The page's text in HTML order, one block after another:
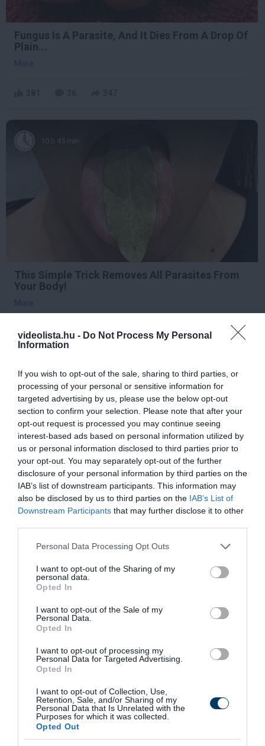
videolista.hu - Do Not Process My Personal
Information
If you wish to opt-out of the sale, sharing to third parties, or
processing of your personal or sensitive information for
targeted advertising by us, please use the below opt-out
section to confirm your selection. Please note that after your
opt-out request is processed you may continue seeing
interest-based ads based on personal information utilized by
us or personal information disclosed to third parties prior to
your opt-out. You may separately opt-out of the further
disclosure of your personal information by third parties on the
IAB’s list of downstream participants. This information may
also be disclosed by us to third parties on the IAB’s List of
Downstream Participants that may further disclose it to other
Please note that this website/app uses one or more Google
not limited to your visit or usage behaviour. You may click to
grant or deny consent to Google and its third-party tags to
use your data for below specified purposes in below Google
consent section.
Personal Data Processing Opt Outs
I want to opt-out of the Sharing of my
personal data.
Opted In
I want to opt-out of the Sale of my
Personal Data.
Opted In
I want to opt-out of processing my
Personal Data for Targeted Advertising.
Opted In
I want to opt-out of Collection, Use,
Retention, Sale, and/or Sharing of my
Personal Data that Is Unrelated with the
Purposes for which it was collected.
Opted Out
Fungus Is A Parasite, And It Dies From A Drop Of
Plain...
More
10 h 45 min
This Simple Trick Removes All Parasites From
Your Body!
More
342 196 124
Fungus Dries Up And Falls Off After The First
Use
402 119 157
1 h 4 min